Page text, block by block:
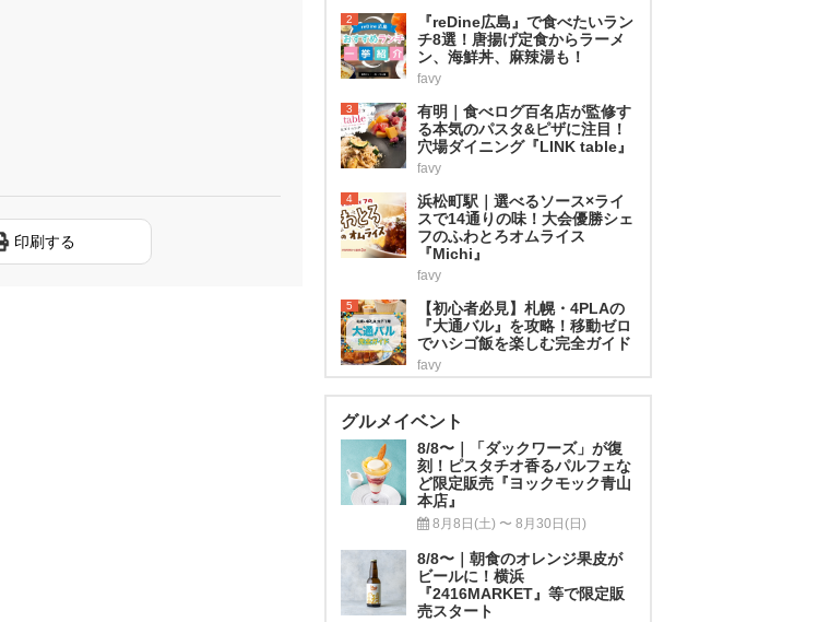
印刷する
2
『reDine広島』で食べたいラン
チ8選！唐揚げ定食からラーメ
ン、海鮮丼、麻辣湯も！
favy
3
有明｜食べログ百名店が監修す
る本気のパスタ&ピザに注目！
穴場ダイニング『LINK table』
favy
4
浜松町駅｜選べるソース×ライ
スで14通りの味！大会優勝シェ
フのふわとろオムライス
『Michi』
favy
5
【初心者必見】札幌・4PLAの
『大通バル』を攻略！移動ゼロ
でハシゴ飯を楽しむ完全ガイド
favy
グルメイベント
8/8〜｜「ダックワーズ」が復
刻！ピスタチオ香るパルフェな
ど限定販売『ヨックモック青山
本店』
8月8日(土) 〜 8月30日(日)
8/8〜｜朝食のオレンジ果皮が
ビールに！横浜
『2416MARKET』等で限定販
売スタート